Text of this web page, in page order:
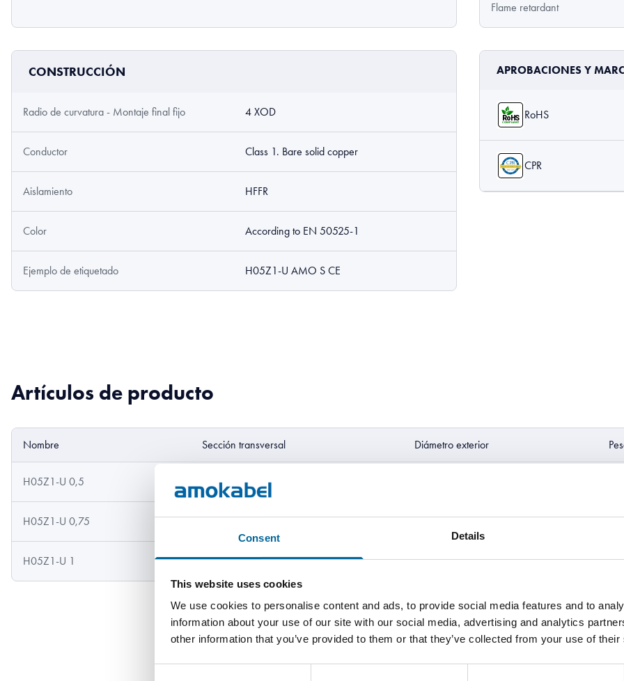
Consent Details
This website uses cookies
We use cookies to personalise content and ads, to provide social media features and to
information about your use of our site with our social media, advertising and analytics
other information that you’ve provided to them or that they’ve collected from your use of
Flame retardant
CONSTRUCCIÓN
Radio de curvatura - Montaje final fijo 4 XOD
Conductor Class 1. Bare solid copper
Aislamiento HFFR
Color According to EN 50525-1
Ejemplo de etiquetado H05Z1-U AMO S CE
APROBACIONES Y
RoHS
CPR
Artículos de producto
Nombre Sección transversal Diámetro exterior
H05Z1-U 0,5 0.5 mm²
H05Z1-U 0,75 0.75 mm² 2.2 mm 11
H05Z1-U 1 1 mm² 2.3 mm 14